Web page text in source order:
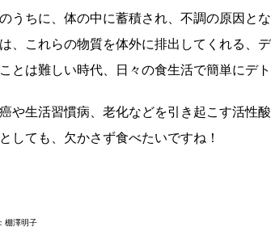
うちに、体の中に蓄積され、不調の原因と
、これらの物質を体外に排出してくれる、
とは難しい時代、日々の食生活で簡単にデ
や生活習慣病、老化などを引き起こす活性
しても、欠かさず食べたいですね！
棚澤明子